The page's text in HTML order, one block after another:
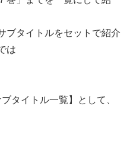
ブタイトルをセットで紹介
は
タイトル一覧】として、